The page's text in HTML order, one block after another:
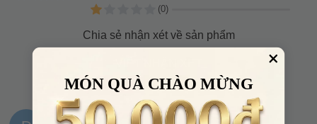
(0)
Chia sẻ nhận xét về sản phẩm
MÓN QUÀ CHÀO MỪNG